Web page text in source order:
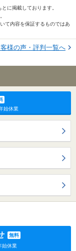
に掲載しております。
て内容を保証するものではあ
様の声・評判一覧へ
始休業
無料
始休業